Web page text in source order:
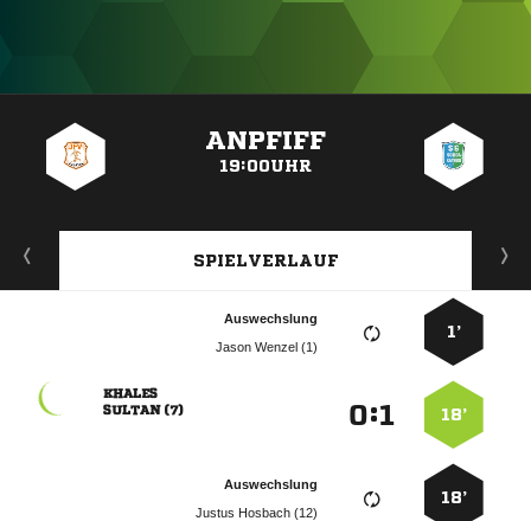
ANPFIFF
19:00UHR
SPIELVERLAUF
1’
Auswechslung
  
18’
:

 
18’
Auswechslung
  